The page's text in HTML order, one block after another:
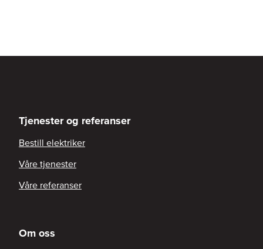
Tjenester og referanser
Bestill elektriker
Våre tjenester
Våre referanser
Om oss